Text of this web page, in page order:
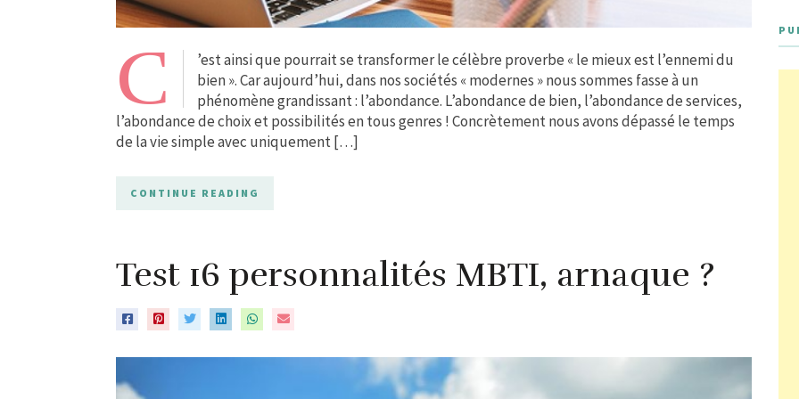
C
’est ainsi que pourrait se transformer le célèbre proverbe « le mieux est l’ennemi du
bien ». Car aujourd’hui, dans nos sociétés « modernes » nous sommes fasse à un
phénomène grandissant : l’abondance. L’abondance de bien, l’abondance de services,
l’abondance de choix et possibilités en tous genres ! Concrètement nous avons dépassé le temps
de la vie simple avec uniquement […]
CONTINUE READING
Test 16 personnalités MBTI, arnaque ?